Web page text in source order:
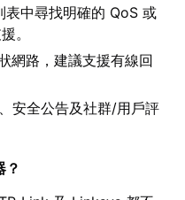
中尋找明確的 QoS 或
。
網路，建議支援有線回
安全公告及社群/用戶評
？